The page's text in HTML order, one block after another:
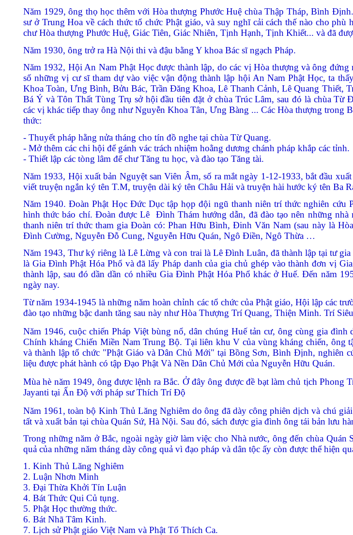
Năm 1929, ông thọ học thêm với Hòa thượng Phước Huệ chùa Thập Tháp, Bình
sư ở Trung Hoa về cách thức tổ chức Phật giáo, và suy nghĩ cải cách thế nào cho
chư Hòa thượng Phước Huệ, Giác Tiên, Giác Nhiên, Tịnh Hạnh, Tịnh Khiết... và đã
Năm 1930, ông trở ra Hà Nội thi và đậu bằng Y khoa Bác sĩ ngạch Pháp.
Năm 1932, Hội An Nam Phật Học được thành lập, do các vị Hòa thượng và ông đứng
số những vị cư sĩ tham dự vào việc vận động thành lập hội An Nam Phật Học, ta
Khoa Toàn, Ưng Bình, Bửu Bác, Trần Đăng Khoa, Lê Thanh Cảnh, Lê Quang Thiết,
Bá Ý và Tôn Thất Tùng Trụ sở hội đầu tiên đặt ở chùa Trúc Lâm, sau đó là chùa Từ
các vị khác tiếp thay ông như Nguyễn Khoa Tân, Ưng Bàng ... Các Hòa thượng trong
thức:
- Thuyết pháp hằng nửa tháng cho tín đồ nghe tại chùa Từ Quang.
- Mở thêm các chi hội để gánh vác trách nhiệm hoằng dương chánh pháp khắp các tỉnh.
- Thiết lập các tòng lâm để chư Tăng tu học, và đào tạo Tăng tài.
Năm 1933, Hội xuất bản Nguyệt san Viên Âm, số ra mắt ngày 1-12-1933, bắt đầu
viết truyện ngắn ký tên T.M, truyện dài ký tên Châu Hải và truyện hài hước ký tên Ba
Năm 1940. Đoàn Phật Học Đức Dục tập họp đội ngũ thanh niên trí thức nghiên
hình thức báo chí. Đoàn được Lê Đình Thám hướng dẫn, đã đào tạo nên những nhà
thanh niên trí thức tham gia Đoàn có: Phan Hữu Bình, Đinh Văn Nam (sau này là
Đình Cường, Nguyễn Đỗ Cung, Nguyễn Hữu Quán, Ngô Điền, Ngô Thừa …
Năm 1943, Thư ký riêng là Lê Lừng và con trai là Lê Đình Luân, đã thành lập tại tư
là Gia Đình Phật Hóa Phổ và đã lấy Pháp danh của gia chủ ghép vào thành đơn vị
thành lập, sau đó dần dần có nhiều Gia Đình Phật Hóa Phổ khác ở Huế. Đến năm
ngày nay.
Từ năm 1934-1945 là những năm hoàn chỉnh các tổ chức của Phật giáo, Hội lập các
đào tạo những bậc danh tăng sau này như Hòa Thượng Trí Quang, Thiện Minh. Trí
Năm 1946, cuộc chiến Pháp Việt bùng nổ, dân chúng Huế tản cư, ông cùng gia
Chính kháng Chiến Miền Nam Trung Bộ. Tại liên khu V của vùng kháng chiến, ông
và thành lập tổ chức "Phật Giáo và Dân Chủ Mới" tại Bồng Sơn, Bình Định, nghiên
liệu được phát hành có tập Đạo Phật Và Nền Dân Chủ Mới của Nguyễn Hữu Quán.
Mùa hè năm 1949, ông được lệnh ra Bắc. Ở đây ông được đề bạt làm chủ tịch
Jayanti tại Ấn Độ với pháp sư Thích Trí Độ
Năm 1961, toàn bộ Kinh Thủ Lăng Nghiêm do ông đã dày công phiên dịch và chú
tất và xuất bản tại chùa Quán Sứ, Hà Nội. Sau đó, sách được gia đình ông tái bản lưu
Trong những năm ở Bắc, ngoài ngày giờ làm việc cho Nhà nước, ông đến chùa
quả của những năm tháng dày công quả vì đạo pháp và dân tộc ấy còn được thể hiện
1. Kinh Thủ Lăng Nghiêm
2. Luận Nhơn Minh
3. Đại Thừa Khởi Tín Luận
4. Bát Thức Qui Củ tụng.
5. Phật Học thường thức.
6. Bát Nhã Tâm Kinh.
7. Lịch sử Phật giáo Việt Nam và Phật Tổ Thích Ca.